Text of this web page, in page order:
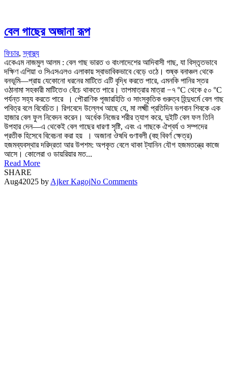
বেল গাছের অজানা রূপ
ফিচার,স্বাস্থ্য
একেএম নাজমুল আলম : বেল গাছ ভারত ও বাংলাদেশের আদিবাসী গাছ, যা বিস্তৃতভাবে
দক্ষিণ এশিয়া ও সিএসএলও এলাকায় স্বাভাবিকভাবে বেড়ে ওঠে। শুষ্ক বনাঞ্চল থেকে
বনভূমি—প্রায় যেকোনো ধরনের মাটিতে এটি বৃদ্ধি করতে পারে, এমনকি পানির স্তর
ওঠানামা সহকারী মাটিতেও বেঁচে থাকতে পারে। তাপমাত্রার মাত্রা −৭ °C থেকে ৫০ °C
পর্যন্ত সহ্য করতে পারে । পৌরাণিক পূজারহিতি ও সাংস্কৃতিক গুরুত্ব হিন্দুধর্মে বেল গাছ
পবিত্র বলে বিবেচিত। রিগবেদে উল্লেখ আছে যে, মা লক্ষ্মী প্রতিদিন ভগবান শিবকে এক
হাজার বেল ফুল নিবেদন করেন। অর্ধেক নিজের শরীর ত্যাগ করে, দুইটি বেল ফল তিনি
উপহার দেন—এ থেকেই বেল গাছের ধারণা সৃষ্টি, এবং এ গাছকে ঐশ্বর্য ও সম্পদের
প্রতীক হিসেবে বিবেচনা করা হয় । অজানা ঔষধি গুণাবলী (বহু বিবর্ণ ক্ষেত্র)
হজমব্যবস্থার দরিদ্রতা আর উপশম: অপকৃত বেলে থাকা ট্যানিন যৌগ হজমতন্ত্রে কাজে
আসে। কোলেরা ও ডায়রিয়ার মত...
Read More
SHARE
Aug42025 by Ajker KagojNo Comments